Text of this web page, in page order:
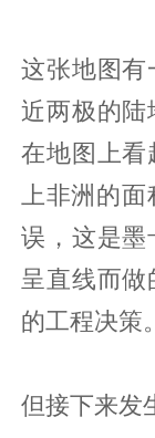
这张地图有
近两极的陆
在地图上看
上非洲的
误，这是墨
呈直线而
的工程决策。
但接下来发